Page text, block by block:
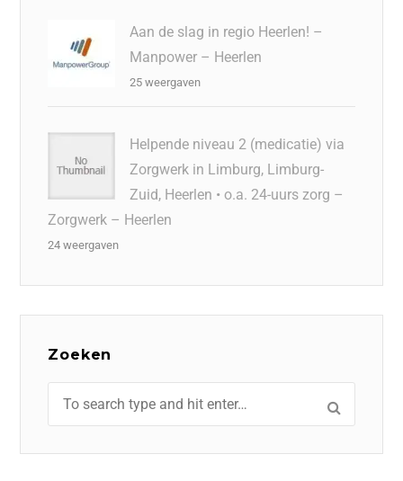
Aan de slag in regio Heerlen! –
Manpower – Heerlen
25 weergaven
Helpende niveau 2 (medicatie) via
Zorgwerk in Limburg, Limburg-
Zuid, Heerlen • o.a. 24-uurs zorg –
Zorgwerk – Heerlen
24 weergaven
Zoeken